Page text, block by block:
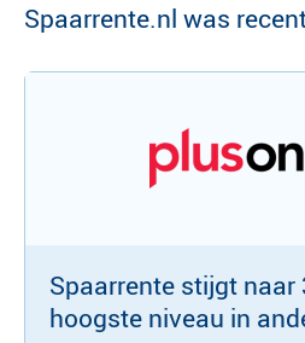
Spaarrente.nl was
Spaarrente stijgt naar
hoogste niveau in